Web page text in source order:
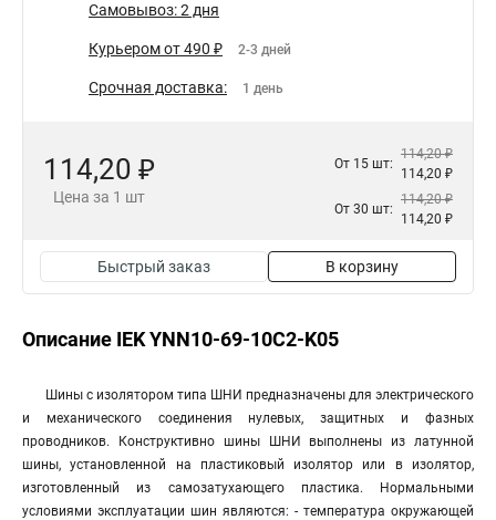
Самовывоз: 2 дня
Курьером от 490 ₽ 2-3 дней
Срочная доставка: 1 день
114,20 ₽
Цена за 1 шт
От 15 шт:
114,20 ₽
114,20 ₽
От 30 шт:
114,20 ₽
114,20 ₽
Быстрый заказ В корзину
Описание IEK YNN10-69-10C2-K05
Шины с изолятором типа ШНИ предназначены для электрического
и механического соединения нулевых, защитных и фазных
проводников. Конструктивно шины ШНИ выполнены из латунной
шины, установленной на пластиковый изолятор или в изолятор,
изготовленный из самозатухающего пластика. Нормальными
условиями эксплуатации шин являютcя: - температура окружающей